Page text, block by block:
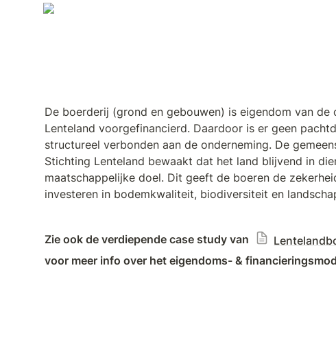
De boerderij (grond en gebouwen) is eigendom van
Lenteland voorgefinancierd. Daardoor is er geen
structureel verbonden aan de onderneming. De
Stichting Lenteland bewaakt dat het land blijvend in
maatschappelijke doel. Dit geeft de boeren de
investeren in bodemkwaliteit, biodiversiteit en
Zie ook de verdiepende case study van
voor meer info over het eigendoms- &